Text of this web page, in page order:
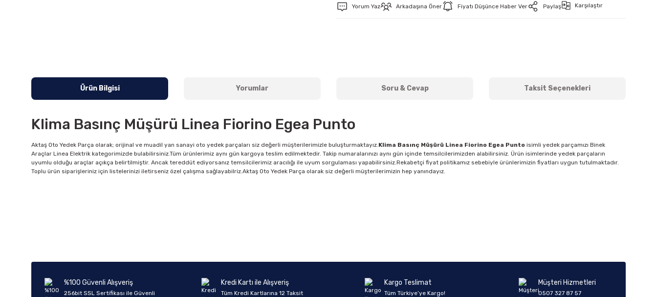
Yorum Yaz Arkadaşına Öner Fiyatı Düşünce Haber Ver Paylaş Karşılaştır
Ürün Bilgisi Yorumlar Soru & Cevap Taksit Seçenekleri
Klima Basınç Müşürü Linea Fiorino Egea Punto
Aktaş Oto Yedek Parça olarak; orijinal ve muadil yan sanayi oto yedek parçaları siz değerli müşterilerimizle buluşturmaktayız.Klima Basınç Müşürü Linea Fiorino Egea Punto isimli yedek parçamızı Binek
Araçlar Linea Elektrik kategorimizde bulabilirsiniz.Tüm ürünlerimiz aynı gün kargoya teslim edilmektedir. Takip numaralarınızı aynı gün içinde temsilcilerimizden alabilirsiniz. Ürün isimlerinde yedek parçaların
uyumlu olduğu araçlar açıkça belirtilmiştir. Ancak tereddüt ediyorsanız temsilcilerimiz aracılığı ile uyum sorgulaması yapabilirsiniz.Rekabetçi fiyat politikamız sebebiyle ürünlerimizin fiyatları uygun tutulmaktadır.
Toplu ürün siparişleriniz için listelerinizi iletirseniz özel çalışma sağlayabilriz.Aktaş Oto Yedek Parça olarak siz değerli müşterilerimizin hep yanındayız.
%100 Güvenli Alışveriş
256bit SSL Sertifikası ile Güvenli
Kredi Kartı ile Alışveriş
Tüm Kredi Kartlarına 12 Taksit
Kargo Teslimat
Tüm Türkiye’ye Kargo!
Müşteri Hizmetleri
0507 327 87 57